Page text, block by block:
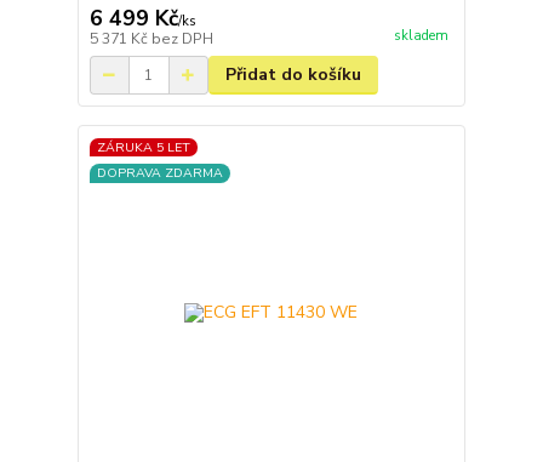
6 499 Kč/ks
5 371 Kč bez DPH skladem
Přidat do košíku
ZÁRUKA 5 LET
DOPRAVA ZDARMA